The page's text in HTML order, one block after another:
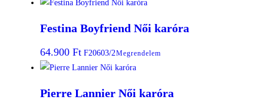
Festina Boyfriend Női karóra
64.900 Ft F20603/2Megrendelem
Pierre Lannier Női karóra